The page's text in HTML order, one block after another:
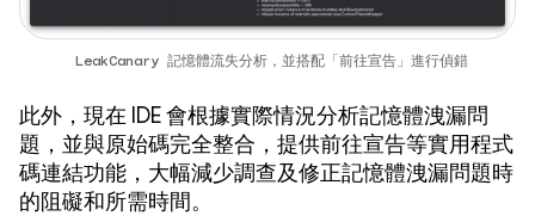
LeakCanary 記憶體流失分析，並搭配「前往宣告」進行偵錯
此外，現在 IDE 會根據實際情況分析記憶體洩漏問
題，並與原始碼完全整合，提供前往宣告等實用程式
碼連結功能，大幅減少調查及修正記憶體洩漏問題時
的阻礙和所需時間。